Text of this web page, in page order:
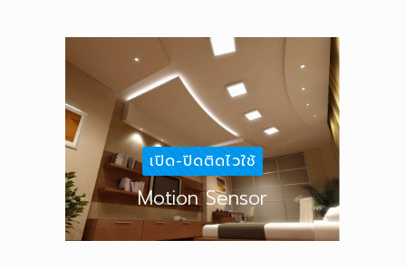
เปิด-ปิดติดไวใช้
Motion Sensor